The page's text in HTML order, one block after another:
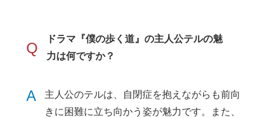
Q
ドラマ『僕の歩く道』の主人公テルの魅
力は何ですか？
A
主人公のテルは、自閉症を抱えながらも前向
きに困難に立ち向かう姿が魅力です。また、